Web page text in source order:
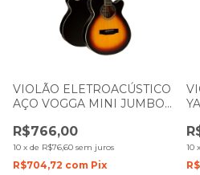
VIOLÃO ELETROACÚSTICO
AÇO VOGGA MINI JUMBO
SUNBURST
R$766,00
10 x de R$76,60 sem juros
R$704,72 com Pix
10 x